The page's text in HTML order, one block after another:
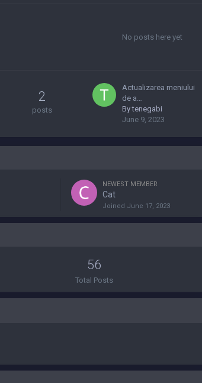
No posts here yet
2
posts
Actualizarea meniului
de a…
Bytenegabi
June 9, 2023
NEWEST MEMBER
Cat
Joined June 17, 2023
56
Total Posts